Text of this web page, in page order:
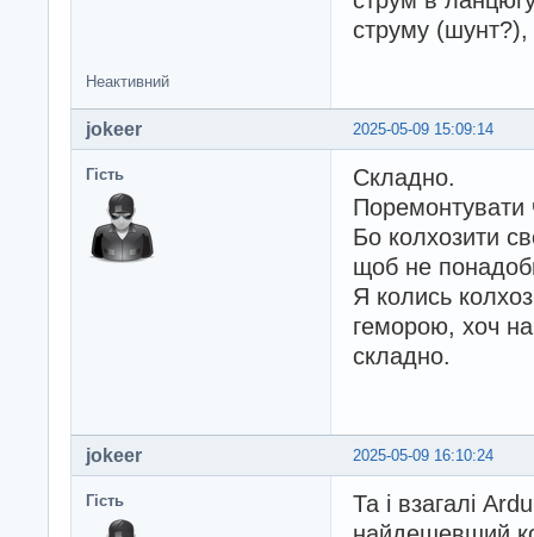
струму (шунт?),
Неактивний
2025-05-09 15:09:14
jokeer
Гість
Складно.
Поремонтувати
Бо колхозити
щоб не
Я колись
геморою, хоч на
складно.
2025-05-09 16:10:24
jokeer
Гість
Та і взагалі